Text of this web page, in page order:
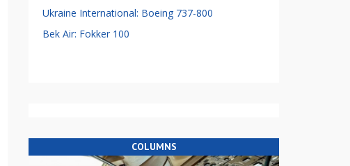
Ukraine International: Boeing 737-800
Bek Air: Fokker 100
COLUMNS